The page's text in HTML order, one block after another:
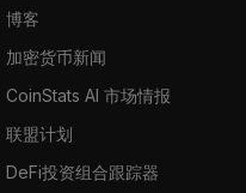
博客
加密货币新闻
CoinStats AI 市场情报
联盟计划
DeFi投资组合跟踪器